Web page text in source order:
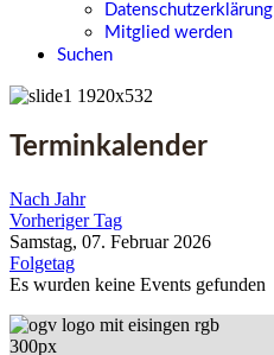
Datenschutzerklärung
Mitglied werden
Suchen
Terminkalender
Nach Jahr
Vorheriger Tag
Samstag, 07. Februar 2026
Folgetag
Es wurden keine Events gefunden